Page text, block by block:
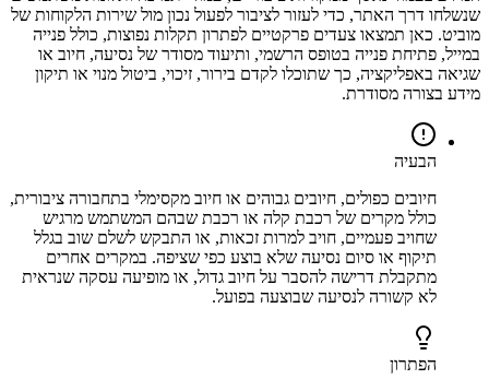
שנשלחו דרך האתר, כדי לעזור לציבור לפעול נכון מול שירות הלקוחות של
מוביט. כאן תמצאו צעדים פרקטיים לפתרון תקלות נפוצות, כולל פנייה
במייל, פתיחת פנייה בטופס הרשמי, ותיעוד מסודר של נסיעה, חיוב או
שגיאה באפליקציה, כך שתוכלו לקדם בירור, זיכוי, ביטול מנוי או תיקון
מידע בצורה מסודרת.
הבעיה
חיובים כפולים, חיובים גבוהים או חיוב מקסימלי בתחבורה ציבורית,
כולל מקרים של רכבת קלה או רכבת שבהם המשתמש מרגיש
שחויב פעמיים, חויב למרות זכאות, או התבקש לשלם שוב בגלל
תיקוף או סיום נסיעה שלא בוצע כפי שציפה. במקרים אחרים
מתקבלת דרישה להסבר על חיוב גדול, או מופיעה עסקה שנראית
לא קשורה לנסיעה שבוצעה בפועל.
הפתרון